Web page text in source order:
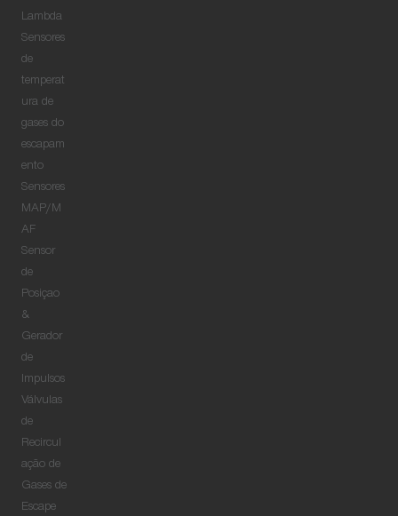
Lambda
Sensores
de
temperat
ura de
gases do
escapam
ento
Sensores
MAP/M
AF
Sensor
de
Posiçao
&
Gerador
de
Impulsos
Válvulas
de
Recircul
ação de
Gases de
Escape